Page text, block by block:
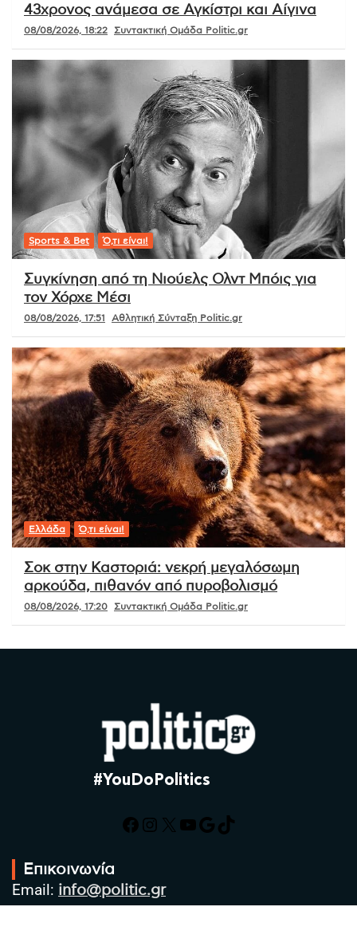
43χρονος ανάμεσα σε Αγκίστρι και Αίγινα
08/08/2026, 18:22 Συντακτική Ομάδα Politic.gr
Sports & Bet Ό,τι είναι!
Συγκίνηση από τη Νιούελς Ολντ Μπόις για
τον Χόρχε Μέσι
08/08/2026, 17:51 Αθλητική Σύνταξη Politic.gr
Ελλάδα Ό,τι είναι!
Σοκ στην Καστοριά: νεκρή μεγαλόσωμη
αρκούδα, πιθανόν από πυροβολισμό
08/08/2026, 17:20 Συντακτική Ομάδα Politic.gr
#YouDoPolitics
Facebook
Instagram
X YouTube
Google
TikTok
Επικοινωνία
Email: info@politic.gr
Τηλ: